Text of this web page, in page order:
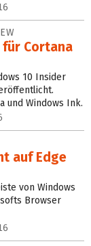
für Cortana
10 Insider
und Windows Ink.
auf Edge
von Windows
Browser